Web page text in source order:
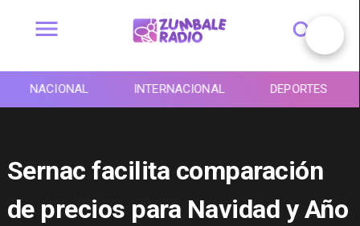
NACIONAL INTERNACIONAL DEPORTES
Sernac facilita comparación
de precios para Navidad y Año